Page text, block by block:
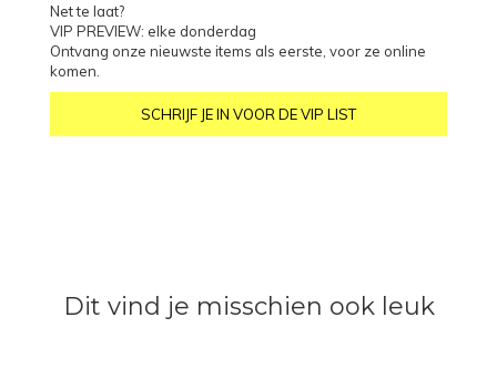
Net te laat?
VIP PREVIEW: elke donderdag
Ontvang onze nieuwste items als eerste, voor ze online
komen.
SCHRIJF JE IN VOOR DE VIP LIST
Dit vind je misschien ook leuk